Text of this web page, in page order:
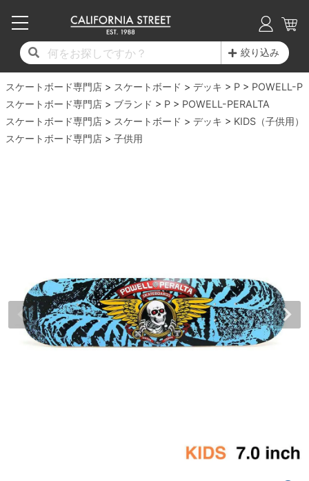
絞り込み
スケートボード専門店 スケートボード デッキ P
POWELL-
スケートボード専門店
ブランド P
POWELL-PERALTA
スケートボード専門店
スケートボード デッキ
KIDS（子供用）
スケートボード専門店
子供用
17時までのご注文は当日発送！
11,000円以上で送料無料！
毎月1日はポイント5倍！10日と20日は3倍！
コンプリートセット（完成品）
17時までのご注文は当日発送！
11,000円以上で送料無料！
毎月1日はポイント5倍！10日と20日は3倍！
デッキ新着一覧
子供用デッキ
7.0inch以下
7.2inch
7.8inch
7.9inch
17時までのご注文は当日発送！
11,000円以上で送料無料！
毎月1日はポイント5倍！10日と20日は3倍！
トラック新着一覧
7.0inch以下
7.2inch
7.3inch
7.9inch
8.0inch
17時までのご注文は当日発送！
11,000円以上で送料無料！
毎月1日はポイント5倍！10日と20日は3倍！
ウィール新着一覧
50mm
51mm
52mm
57mm
58mm
ボーンズ XF（エックスフォーミュラ）
ボーンズ STF（エスティーエフ）
パウエルペラルタ DF（ドラゴンフォーミュ
デッキテープ
ボルト
17時までのご注文は当日発送！
11,000円以上で送料無料！
毎月1日はポイント5倍！10日と20日は3倍！
シューズ新着一覧
20cm
21cm
22cm
24.5cm
25cm
シューレース・その他
17時までのご注文は当日発送！
11,000円以上で送料無料！
毎月1日はポイント5倍！10日と20日は3倍！
Tシャツ
パンツ
ショーツ
17時までのご注文は当日発送！
11,000円以上で送料無料！
毎月1日はポイント5倍！10日と20日は3倍！
最新ブログ一覧
17時までのご注文は当日発送！
11,000円以上で送料無料！
毎月1日はポイント5倍！10日と20日は3倍！
初心者の方へ
INFO
スケートパーク情報
17時までのご注文は当日発送！
11,000円以上で送料無料！
毎月1日はポイント5倍！10日と20日は3倍！
店舗情報
プライバシーポリシー
特定商取引法に基づく表記